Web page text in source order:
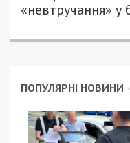
«невтручання» у
ПОПУЛЯРНІ НОВИНИ